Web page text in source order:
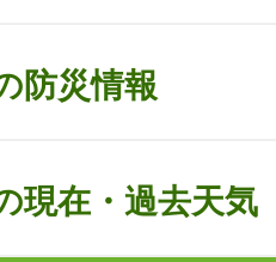
防災情報
現在・過去天気